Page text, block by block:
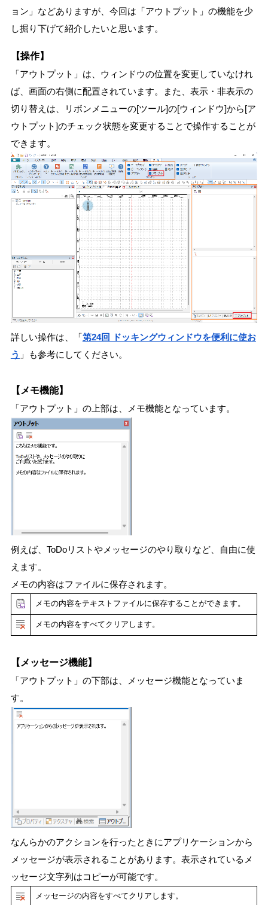
ョン」などありますが、今回は「アウトプット」の機能を少
し掘り下げて紹介したいと思います。
【操作】
「アウトプット」は、ウィンドウの位置を変更していなけれ
ば、画面の右側に配置されています。また、表示・非表示の
切り替えは、リボンメニューの[ツール]の[ウィンドウ]から[ア
ウトプット]のチェック状態を変更することで操作することが
できます。
詳しい操作は、「 第24回 ドッキングウィンドウを便利に使お
う 」も参考にしてください。
【メモ機能】
「アウトプット」の上部は、メモ機能となっています。
例えば、ToDoリストやメッセージのやり取りなど、自由に使
えます。
メモの内容はファイルに保存されます。
メモの内容をテキストファイルに保存することができます。
メモの内容をすべてクリアします。
【メッセージ機能】
「アウトプット」の下部は、メッセージ機能となっていま
す。
なんらかのアクションを行ったときにアプリケーションから
メッセージが表示されることがあります。表示されているメ
ッセージ文字列はコピーが可能です。
メッセージの内容をすべてクリアします。